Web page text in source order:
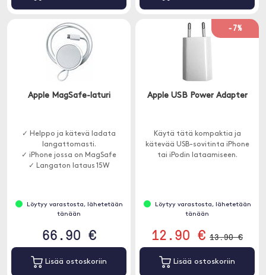
Apple MagSafe-laturi
✓ Helppo ja kätevä ladata
langattomasti.
✓ iPhone jossa on MagSafe
✓ Langaton lataus 15W
Löytyy varastosta, lähetetään
tänään
66.90 €
Lisää ostoskoriin
-7%
Apple USB Power Adapter
Käytä tätä kompaktia ja
kätevää USB-sovitinta iPhone
tai iPodin lataamiseen.
Löytyy varastosta, lähetetään
tänään
12.90 € 13.90 €
Lisää ostoskoriin